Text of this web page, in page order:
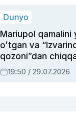
Dunyo
Mariupol qamalini
oʻtgan va
qozoni”dan
qahramon —
armiyasi bosh
19:50 / 29.07.2026